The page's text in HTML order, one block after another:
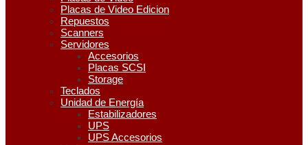
Placas de Video Edicion
Repuestos
Scanners
Servidores
Accesorios
Placas SCSI
Storage
Teclados
Unidad de Energía
Estabilizadores
UPS
UPS Accesorios